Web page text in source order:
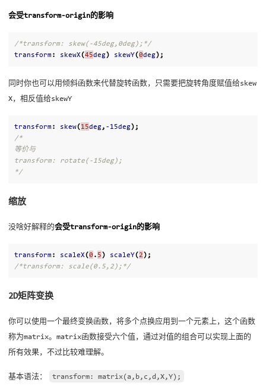
会受transform-origin的影响
/*transform: skew(-45deg,0deg);*/
transform : skewX(45deg) skewY(0deg);
同时你也可以用倾斜函数来代替旋转函数，只需要把旋转角度赋值给skew
X，相反值给skewY
transform : skew(15deg, -15deg);
/*
等价与
transform: rotate(-15deg);
*/
缩放
没啥好解释的会受transform-origin的影响
transform : scaleX(0 . 5) scaleY(2);
/*transform: scale(0.5,2);*/
2D矩阵变换
你可以使用一个最终变换函数，将多个点换应用到一个元素上，这个函数
称为matrix。matrix函数接受六个值，通过对值的组合可以实现上面的
所有效果，不过比较难理解。
基本语法： transform: matrix(a,b,c,d,X,Y);